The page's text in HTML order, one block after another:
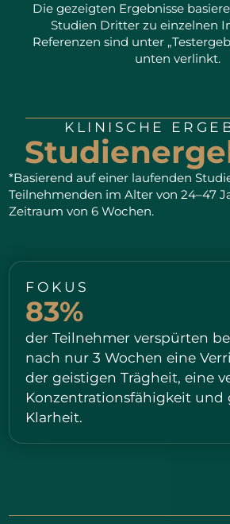
Die gezeigten Ergebnisse
Studien Dritter zu einzelnen
Referenzen sind unter
unten verlinkt.
KLINISCHE
*Basierend auf einer laufenden
Teilnehmenden im Alter von 24–47
Zeitraum von 6 Wochen.
ENERGIE
93%
der Teilnehmer
sich nach nur 2
den ganzen Tag
energiegeladener
FOKUS
83%
der Teilnehmer verspürten
nach nur 3 Wochen eine
der geistigen Trägheit, eine
Konzentrationsfähigkeit und
Klarheit.